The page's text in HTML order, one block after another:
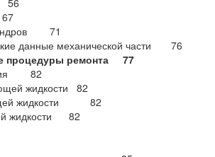
56
71
данные механической части 76
процедуры ремонта 77
82
жидкости 82
жидкости 82
жидкости 82